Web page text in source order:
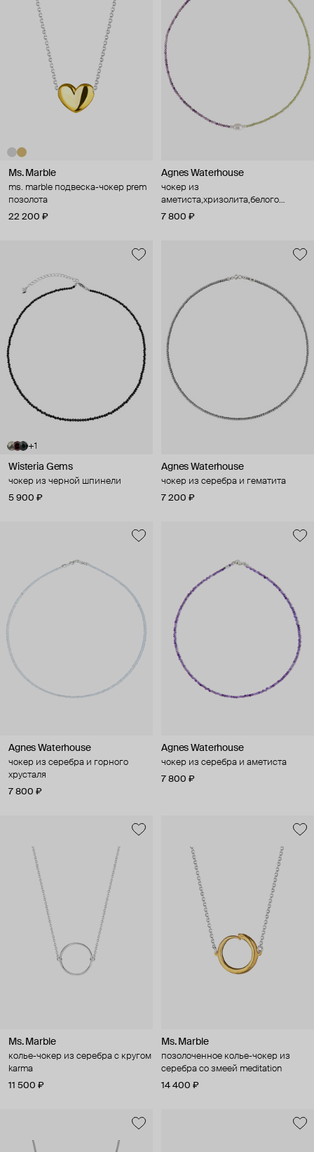
Ms. Marble
ms. marble подвеска-чокер prem
позолота
22 200 ₽
Agnes Waterhouse
чокер из
аметиста,хризолита,белого
жемчуга и серебра
7 800 ₽
+1
Wisteria Gems
чокер из черной шпинели
5 900 ₽
Agnes Waterhouse
чокер из серебра и гематита
7 200 ₽
Agnes Waterhouse
чокер из серебра и горного
хрусталя
7 800 ₽
Agnes Waterhouse
чокер из серебра и аметиста
7 800 ₽
Ms. Marble
колье-чокер из серебра с кругом
karma
11 500 ₽
Ms. Marble
позолоченное колье-чокер из
серебра со змеей meditation
14 400 ₽